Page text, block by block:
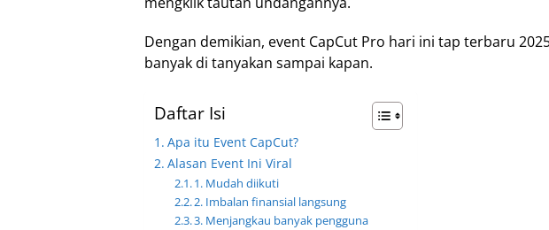
Dengan demikian, event CapCut Pro hari ini tap terbaru
banyak di tanyakan sampai kapan.
Daftar Isi
Apa itu Event CapCut?
Alasan Event Ini Viral
1. Mudah diikuti
2. Imbalan finansial langsung
3. Menjangkau banyak pengguna